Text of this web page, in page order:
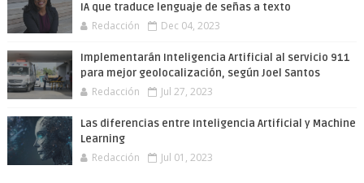
IA que traduce lenguaje de señas a texto
Redacción Dec 04, 2023
Implementarán Inteligencia Artificial al servicio 911
para mejor geolocalización, según Joel Santos
Redacción Jul 27, 2023
Las diferencias entre Inteligencia Artificial y Machine
Learning
Redacción Jul 01, 2023